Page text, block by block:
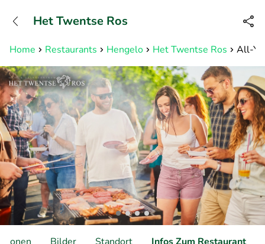
Erreichbar bis 23:00 Uhr (max
0,09€/Min)
Home Restaurants Hengelo Het Twentse Ros All-
Het Twentse Ros